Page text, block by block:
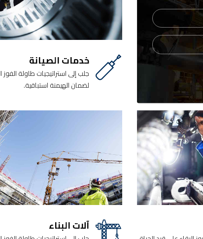
خدمات الصيانة
جلب إلى استراتيجيات طاولة الفوز
لضمان الهيمنة استباقية.
آلات البناء